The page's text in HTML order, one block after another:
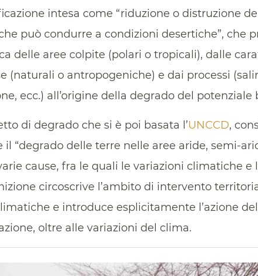
intesa come “riduzione o distruzione
può condurre a condizioni desertiche”, che
delle aree colpite (polari o tropicali), dalle
(naturali o antropogeniche) e dai processi
ecc.) all’origine della degrado del potenziale
di degrado che si è poi basata l’UNCCD,
“degrado delle terre nelle aree aride, semi-
cause, fra le quali le variazioni climatiche e
circoscrive l’ambito di intervento
e introduce esplicitamente l’azione
oltre alle variazioni del clima.